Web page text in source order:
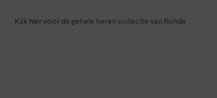
Klik hiervoor de gehele heren collectie van Rohde